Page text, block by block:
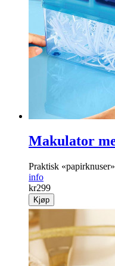
Makulator
Praktisk
info
kr299
Kjøp